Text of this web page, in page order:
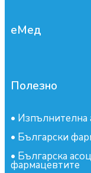
еМед
Полезно
• Изпълнителна
• Български
• Българска
фармацевтите